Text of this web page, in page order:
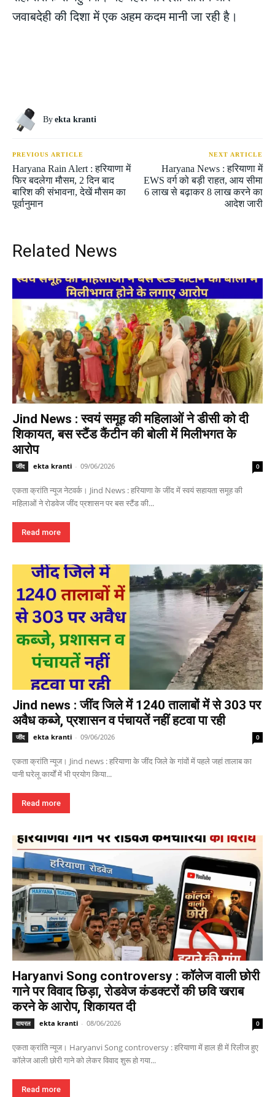
जवाबदेही की दिशा में एक अहम कदम मानी जा रही है।
By ekta kranti
PREVIOUS ARTICLE
Haryana Rain Alert : हरियाणा में
फिर बदलेगा मौसम, 2 दिन बाद
बारिश की संभावना, देखें मौसम का
पूर्वानुमान
NEXT ARTICLE
Haryana News : हरियाणा में
EWS वर्ग को बड़ी राहत, आय सीमा
6 लाख से बढ़ाकर 8 लाख करने का
आदेश जारी
Related News
Jind News : स्वयं समूह की महिलाओं ने डीसी को दी
शिकायत, बस स्टैंड कैंटीन की बोली में मिलीभगत के
आरोप
जींद ekta kranti - 09/06/2026 0
एकता क्रांति न्यूज नेटवर्क। Jind News : हरियाणा के जींद में स्वयं सहायता समूह की
महिलाओं ने रोडवेज जींद प्रशासन पर बस स्टैंड की...
Read more
Jind news : जींद जिले में 1240 तालाबों में से 303 पर
अवैध कब्जे, प्रशासन व पंचायतें नहीं हटवा पा रही
जींद ekta kranti - 09/06/2026 0
एकता क्रांति न्यूज। Jind news : हरियाणा के जींद जिले के गांवों में पहले जहां तालाब का
पानी घरेलू कार्यों में भी प्रयोग किया...
Read more
Haryanvi Song controversy : कॉलेज वाली छोरी
गाने पर विवाद छिड़ा, रोडवेज कंडक्टरों की छवि खराब
करने के आरोप, शिकायत दी
वायरल ekta kranti - 08/06/2026 0
एकता क्रांति न्यूज। Haryanvi Song controversy : हरियाणा में हाल ही में रिलीज हुए
कॉलेज आली छोरी गाने को लेकर विवाद शुरू हो गया...
Read more